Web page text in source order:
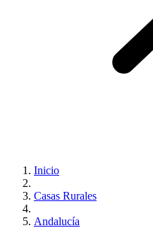
Inicio
Casas Rurales
Andalucía